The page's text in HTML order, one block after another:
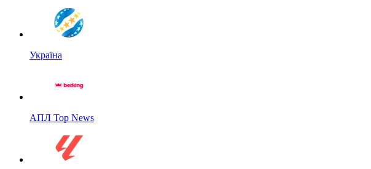
Україна
АПЛ Top News